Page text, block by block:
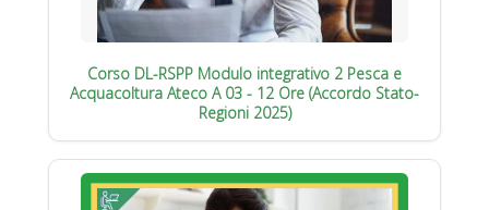
Corso DL-RSPP Modulo integrativo 2 Pesca e
Acquacoltura Ateco A 03 - 12 Ore (Accordo Stato-
Regioni 2025)